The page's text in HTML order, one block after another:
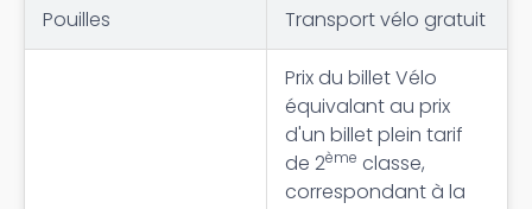
Pouilles Transport vélo gratuit
Prix du billet Vélo
équivalant au prix
d'un billet plein tarif
de 2ème classe,
correspondant à la